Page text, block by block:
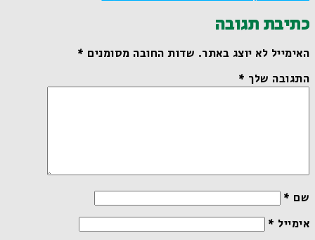
כתיבת תגובה
האימייל לא יוצג באתר.שדות החובה מסומנים*
התגובה שלך*
שם*
אימייל*